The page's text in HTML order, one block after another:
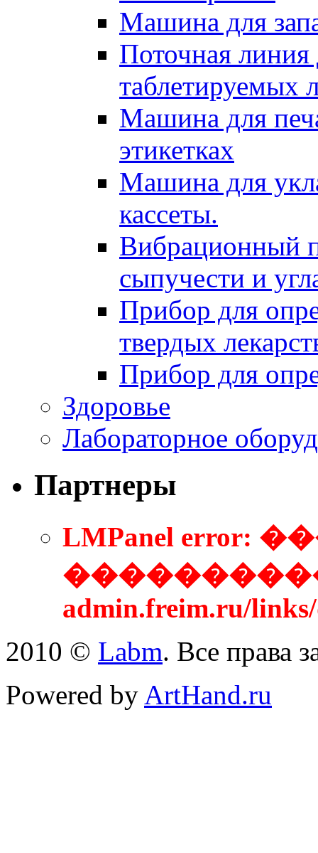
Машина для
Поточная линия
таблетируемых
Машина для
этикетках
Машина для
кассеты.
Вибрационный
сыпучести и
Прибор для
твердых
Прибор для
Здоровье
Лабораторное
Партнеры
LMPanel
admin.freim.ru/
2010 © Labm. Все права
Powered by ArtHand.ru